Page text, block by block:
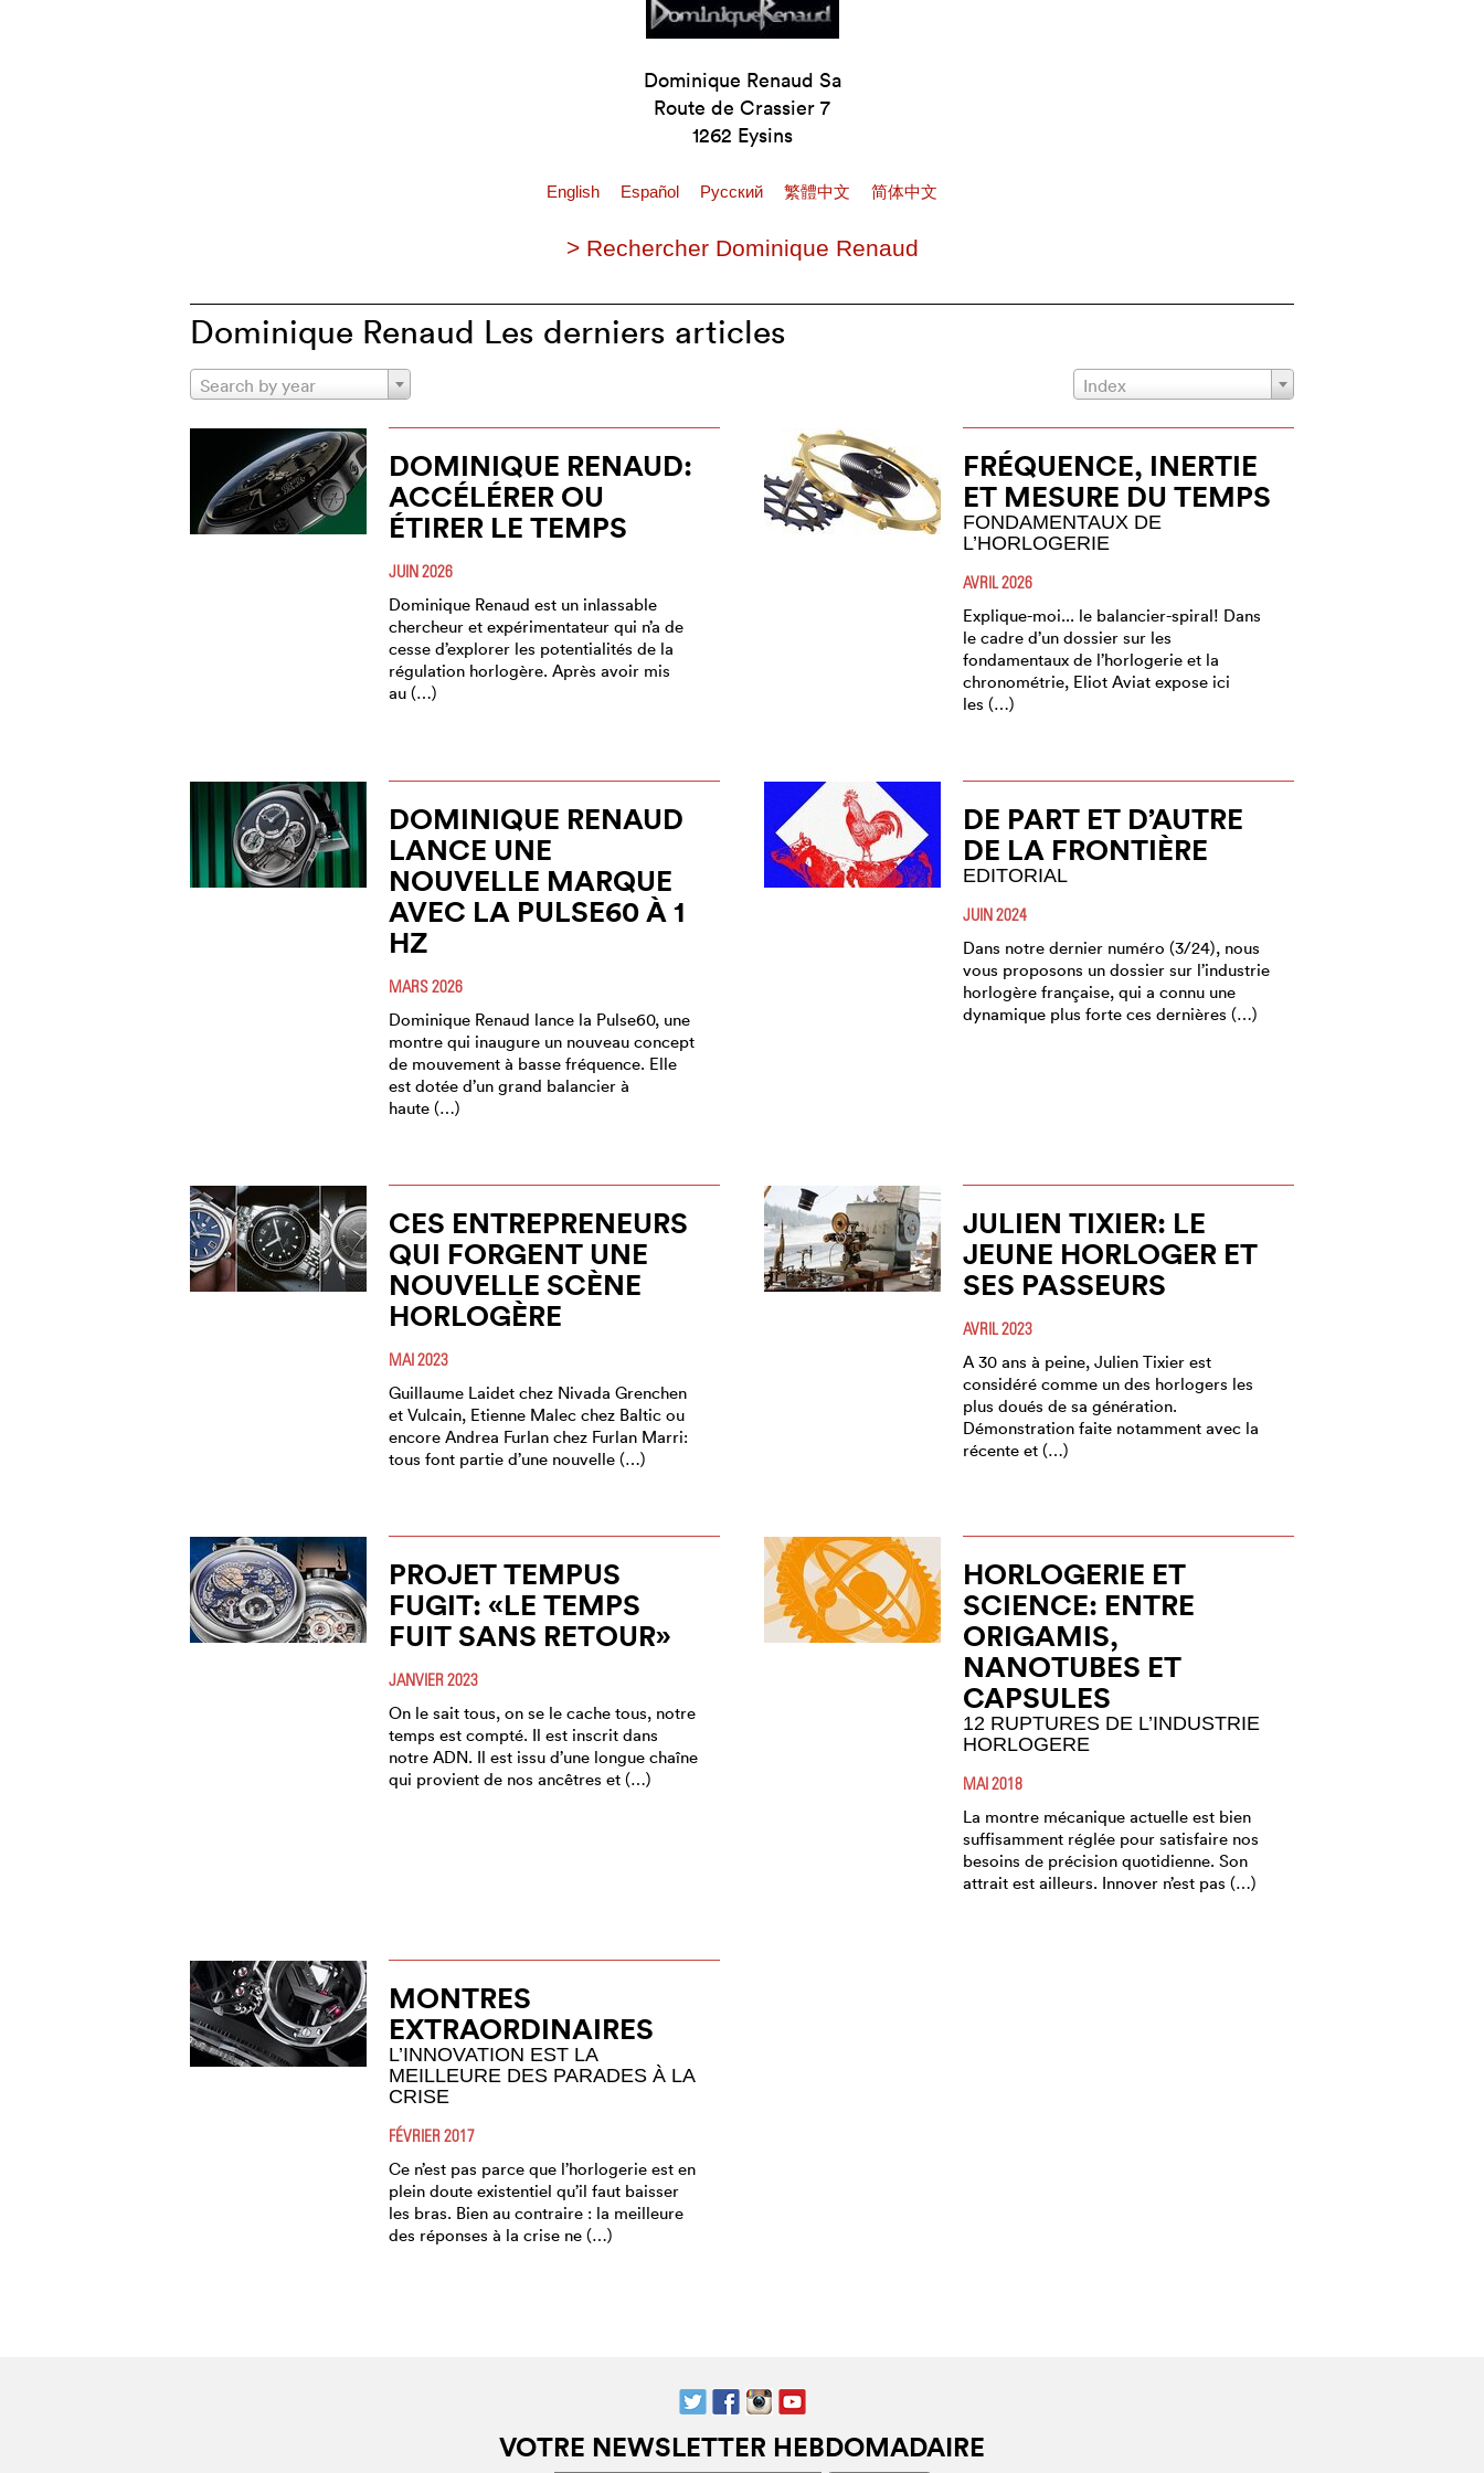
Dominique Renaud Sa
Route de Crassier 7
1262 Eysins
English Español Pусский 繁體中文 简体中文
> Rechercher Dominique Renaud
Dominique Renaud Les derniers articles
Search by year Index
DOMINIQUE RENAUD:
ACCÉLÉRER OU
ÉTIRER LE TEMPS
JUIN 2026
Dominique Renaud est un inlassable
chercheur et expérimentateur qui n’a de
cesse d’explorer les potentialités de la
régulation horlogère. Après avoir mis
au (…)
FRÉQUENCE, INERTIE
ET MESURE DU TEMPS
FONDAMENTAUX DE
L’HORLOGERIE
AVRIL 2026
Explique-moi... le balancier-spiral! Dans
le cadre d’un dossier sur les
fondamentaux de l’horlogerie et la
chronométrie, Eliot Aviat expose ici
les (…)
DOMINIQUE RENAUD
LANCE UNE
NOUVELLE MARQUE
AVEC LA PULSE60 À 1
HZ
MARS 2026
Dominique Renaud lance la Pulse60, une
montre qui inaugure un nouveau concept
de mouvement à basse fréquence. Elle
est dotée d’un grand balancier à
haute (…)
DE PART ET D’AUTRE
DE LA FRONTIÈRE
EDITORIAL
JUIN 2024
Dans notre dernier numéro (3/24), nous
vous proposons un dossier sur l’industrie
horlogère française, qui a connu une
dynamique plus forte ces dernières (…)
CES ENTREPRENEURS
QUI FORGENT UNE
NOUVELLE SCÈNE
HORLOGÈRE
MAI 2023
Guillaume Laidet chez Nivada Grenchen
et Vulcain, Etienne Malec chez Baltic ou
encore Andrea Furlan chez Furlan Marri:
tous font partie d’une nouvelle (…)
JULIEN TIXIER: LE
JEUNE HORLOGER ET
SES PASSEURS
AVRIL 2023
A 30 ans à peine, Julien Tixier est
considéré comme un des horlogers les
plus doués de sa génération.
Démonstration faite notamment avec la
récente et (…)
PROJET TEMPUS
FUGIT: «LE TEMPS
FUIT SANS RETOUR»
JANVIER 2023
On le sait tous, on se le cache tous, notre
temps est compté. Il est inscrit dans
notre ADN. Il est issu d’une longue chaîne
qui provient de nos ancêtres et (…)
HORLOGERIE ET
SCIENCE: ENTRE
ORIGAMIS,
NANOTUBES ET
CAPSULES
12 RUPTURES DE L’INDUSTRIE
HORLOGERE
MAI 2018
La montre mécanique actuelle est bien
suffisamment réglée pour satisfaire nos
besoins de précision quotidienne. Son
attrait est ailleurs. Innover n’est pas (…)
MONTRES
EXTRAORDINAIRES
L’INNOVATION EST LA
MEILLEURE DES PARADES À LA
CRISE
FÉVRIER 2017
Ce n’est pas parce que l’horlogerie est en
plein doute existentiel qu’il faut baisser
les bras. Bien au contraire : la meilleure
des réponses à la crise ne (…)
VOTRE NEWSLETTER HEBDOMADAIRE